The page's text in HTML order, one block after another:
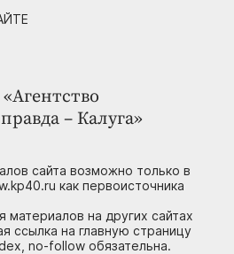
– Калуга»
сайта возможно только в
как первоисточника
материалов на других сайтах
ссылка на главную страницу
no-follow обязательна.